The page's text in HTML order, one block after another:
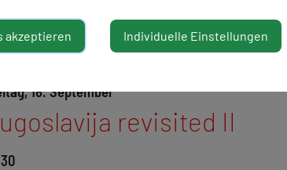
18. September
revisited II
akzeptieren Individuelle Einstellungen